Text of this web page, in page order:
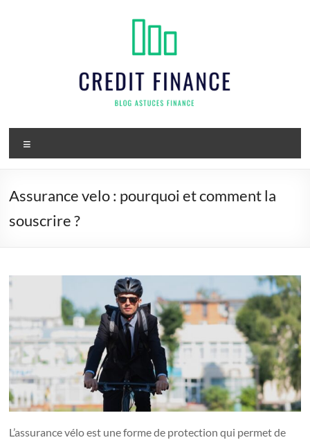
Credit
finance
Assurance velo : pourquoi et comment la
souscrire ?
L’assurance vélo est une forme de protection qui permet de